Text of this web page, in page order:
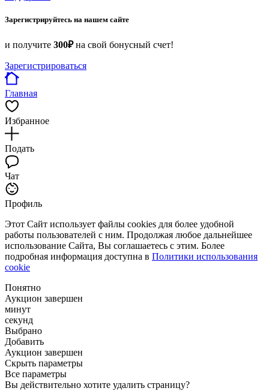
Зарегистрируйтесь на нашем сайте
и получите 300₽на свой бонусный счет!
Зарегистрироваться
Главная
Избранное
Подать
Чат
Профиль
Этот Сайт использует файлы cookies для более удобной
работы пользователей с ним. Продолжая любое дальнейшее
использование Сайта, Вы соглашаетесь с этим. Более
подробная информация доступна в Политики использования
cookie
Понятно
Аукцион завершен
минут
секунд
Выбрано
Добавить
Аукцион завершен
Скрыть параметры
Все параметры
Вы действительно хотите удалить страницу?